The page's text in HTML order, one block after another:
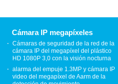
Cámara IP megapíxeles
Cámaras de seguridad de la red de la
cámara IP del megapíxel del plástico
HD 1080P 3,0 con la visión nocturna
alarma del empuje 1.3MP y cámara IP
video del megapíxel de Aarm de la